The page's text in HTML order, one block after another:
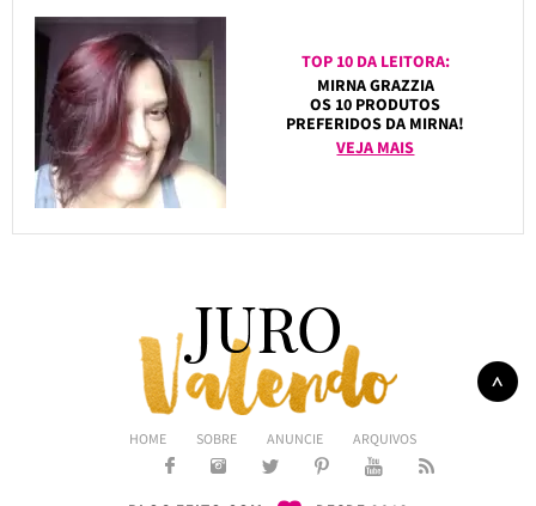
TOP 10 DA LEITORA:
MIRNA GRAZZIA
OS 10 PRODUTOS
PREFERIDOS DA MIRNA!
VEJA MAIS
HOME SOBRE ANUNCIE ARQUIVOS